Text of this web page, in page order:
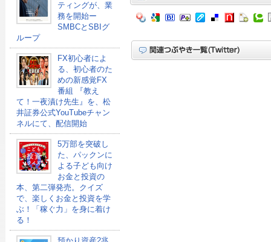
ティングが、業
務を開始ー
SMBCとSBIグ
ループ
FX初心者によ
る、初心者のた
めの新感覚FX
番組 『教え
て！一夜漬け先生』を、松
井証券公式YouTubeチャン
ネルにて、配信開始
5万部を突破し
た、パックンに
よる子ども向け
お金と投資の
本、第二弾発売。クイズ
で、楽しくお金と投資を学
ぶ！「稼ぐ力」を身に着け
る！